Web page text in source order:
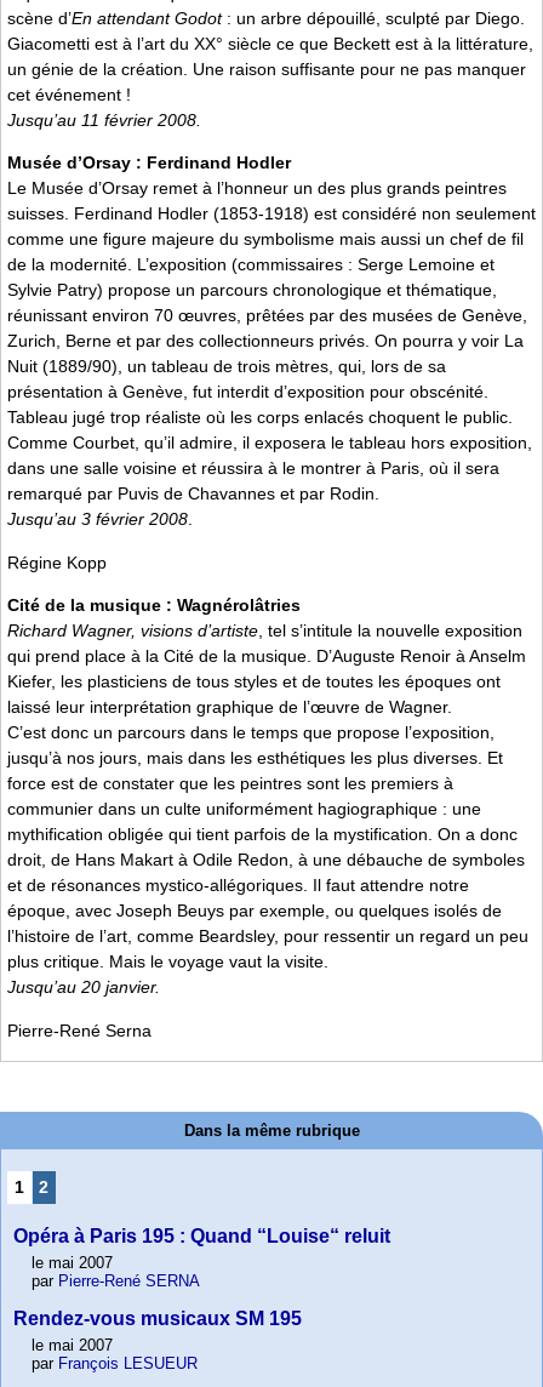
scène d’En attendant Godot: un arbre dépouillé, sculpté par Diego.
Giacometti est à l’art du XX° siècle ce que Beckett est à la littérature,
un génie de la création. Une raison suffisante pour ne pas manquer
cet événement !
Jusqu’au 11 février 2008.
Musée d’Orsay : Ferdinand Hodler
Le Musée d’Orsay remet à l’honneur un des plus grands peintres
suisses. Ferdinand Hodler (1853-1918) est considéré non seulement
comme une figure majeure du symbolisme mais aussi un chef de fil
de la modernité. L’exposition (commissaires : Serge Lemoine et
Sylvie Patry) propose un parcours chronologique et thématique,
réunissant environ 70 œuvres, prêtées par des musées de Genève,
Zurich, Berne et par des collectionneurs privés. On pourra y voir La
Nuit (1889/90), un tableau de trois mètres, qui, lors de sa
présentation à Genève, fut interdit d’exposition pour obscénité.
Tableau jugé trop réaliste où les corps enlacés choquent le public.
Comme Courbet, qu’il admire, il exposera le tableau hors exposition,
dans une salle voisine et réussira à le montrer à Paris, où il sera
remarqué par Puvis de Chavannes et par Rodin.
Jusqu’au 3 février 2008.
Régine Kopp
Cité de la musique : Wagnérolâtries
Richard Wagner, visions d’artiste, tel s’intitule la nouvelle exposition
qui prend place à la Cité de la musique. D’Auguste Renoir à Anselm
Kiefer, les plasticiens de tous styles et de toutes les époques ont
laissé leur interprétation graphique de l’œuvre de Wagner.
C’est donc un parcours dans le temps que propose l’exposition,
jusqu’à nos jours, mais dans les esthétiques les plus diverses. Et
force est de constater que les peintres sont les premiers à
communier dans un culte uniformément hagiographique : une
mythification obligée qui tient parfois de la mystification. On a donc
droit, de Hans Makart à Odile Redon, à une débauche de symboles
et de résonances mystico-allégoriques. Il faut attendre notre
époque, avec Joseph Beuys par exemple, ou quelques isolés de
l’histoire de l’art, comme Beardsley, pour ressentir un regard un peu
plus critique. Mais le voyage vaut la visite.
Jusqu’au 20 janvier.
Pierre-René Serna
Dans la même rubrique
1 2
Opéra à Paris 195 : Quand “Louise“ reluit
le mai 2007
par Pierre-René SERNA
Rendez-vous musicaux SM 195
le mai 2007
par François LESUEUR